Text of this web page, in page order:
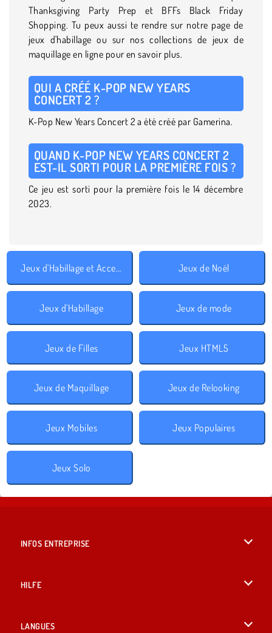
Thanksgiving Party Prep et BFFs Black Friday
Shopping. Tu peux aussi te rendre sur notre page de
jeux d'habillage ou sur nos collections de jeux de
maquillage en ligne pour en savoir plus.
QUI A CRÉÉ K-POP NEW YEARS
CONCERT 2 ?
K-Pop New Years Concert 2 a été créé par Gamerina.
QUAND K-POP NEW YEARS CONCERT 2
EST-IL SORTI POUR LA PREMIÈRE FOIS ?
Ce jeu est sorti pour la première fois le 14 décembre
2023.
Jeux d'Habillage et Accessoires Jeux de Noël
Jeux d'Habillage Jeux de mode
Jeux de Filles Jeux HTML5
Jeux de Maquillage Jeux de Relooking
Jeux Mobiles Jeux Populaires
Jeux Solo
INFOS ENTREPRISE
HILFE
LANGUES